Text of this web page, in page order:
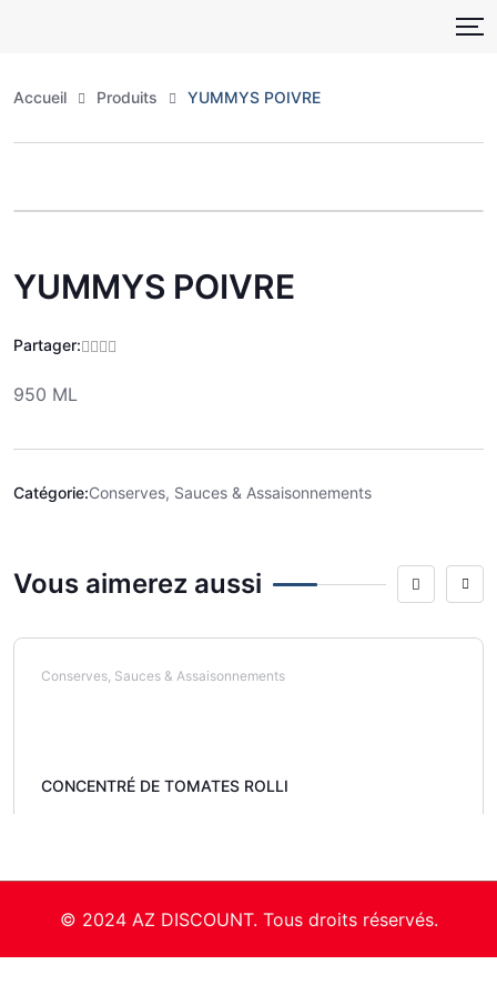
Accueil Produits YUMMYS POIVRE
YUMMYS POIVRE
Partager:
950 ML
Catégorie:Conserves, Sauces & Assaisonnements
Vous aimerez aussi
Conserves, Sauces & Assaisonnements
CONCENTRÉ DE TOMATES ROLLI
© 2024 AZ DISCOUNT. Tous droits réservés.